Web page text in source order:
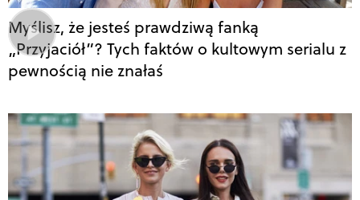
Myślisz, że jesteś prawdziwą fanką
„Przyjaciół”? Tych faktów o kultowym serialu z
pewnością nie znałaś